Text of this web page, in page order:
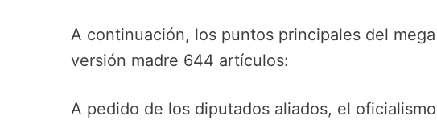
A continuación, los puntos principales del
versión madre 644 artículos:
A pedido de los diputados aliados, el